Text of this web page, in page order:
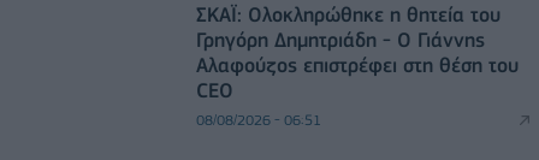
ΣΚΑΪ: Ολοκληρώθηκε η θητεία του
Γρηγόρη Δημητριάδη - Ο Γιάννης
Αλαφούζος επιστρέφει στη θέση του
CEO
08/08/2026 - 06:51